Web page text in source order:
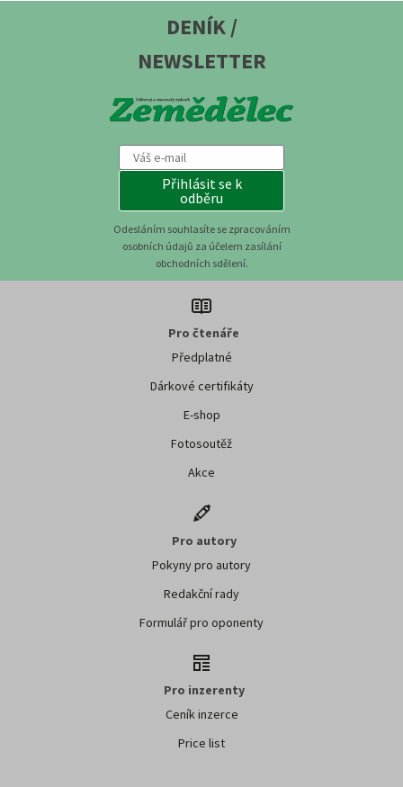
DENÍK /
NEWSLETTER
Přihlásit se k
odběru
Odesláním souhlasíte se zpracováním
osobních údajů za účelem zasílání
obchodních sdělení.
Pro čtenáře
Předplatné
Dárkové certifikáty
E-shop
Fotosoutěž
Akce
Pro autory
Pokyny pro autory
Redakční rady
Formulář pro oponenty
Pro inzerenty
Ceník inzerce
Price list